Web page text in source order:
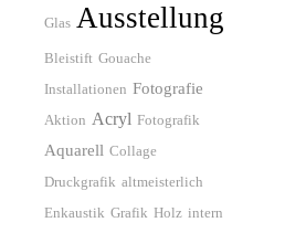
Glas Ausstellung
Bleistift Gouache
Installationen Fotografie
Aktion Acryl Fotografik
Aquarell Collage
Druckgrafik altmeisterlich
Enkaustik Grafik Holz intern